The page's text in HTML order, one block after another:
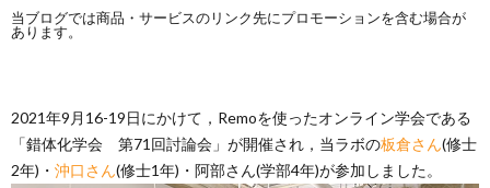
当ブログでは商品・サービスのリンク先にプロモーションを含む場合が
あります。
2021年9月16-19日にかけて，Remoを使ったオンライン学会である
「錯体化学会 第71回討論会」が開催され，当ラボの板倉さん(修士
2年)・ 沖口さん(修士1年)・阿部さん(学部4年)が参加しました。